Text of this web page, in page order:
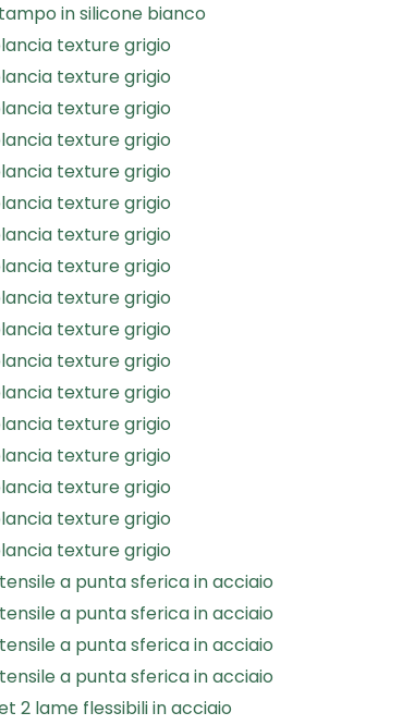
in silicone bianco
texture grigio
texture grigio
texture grigio
texture grigio
texture grigio
texture grigio
texture grigio
texture grigio
texture grigio
texture grigio
texture grigio
texture grigio
texture grigio
texture grigio
texture grigio
texture grigio
texture grigio
a punta sferica in acciaio
a punta sferica in acciaio
a punta sferica in acciaio
a punta sferica in acciaio
2 lame flessibili in acciaio